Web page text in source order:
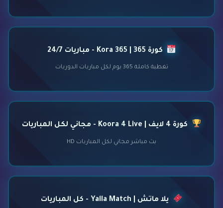
كورة 365 | Kora 365 - مباريات 24/7
تغطية كاملة 365 يوم لكل مباريات الدوريات
كورة 4 لايف | Koora 4 Live - مجاني لكل المباريات
بث مباشر مجاني لكل المباريات HD
يلا ماتش | Yalla Match - كل المباريات